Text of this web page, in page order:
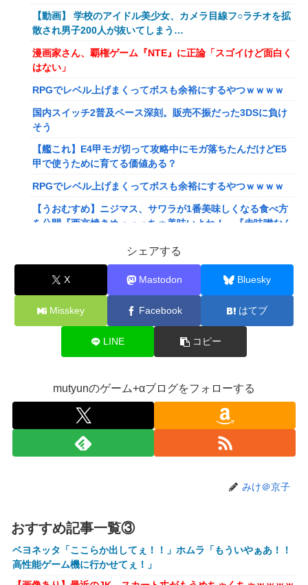
【動画】 学校のアイドル美少女、カメラ目線フ○ラチオを拡
散され男子200人が抜いてしまう…
漫画家さん、覇権ゲーム『NTE』に正論「スゴイけど面白く
はない」
RPGでレベル上げまくってボスも余裕にするやつｗｗｗｗ
国内スイッチ2普及ペース深刻。販売不振だった3DSに負け
そう
【艦これ】E4甲モガ切って攻略中にモガ落ちたんだけどE5
甲で使うために育てる価値ある？
RPGでレベル上げまくってボスも余裕にするやつｗｗｗｗ
【うおむすめ】ニジマス、サワラが1番美味しくなる食べ方
を公開『西京焼きめっっっちゃ美味いよね！』『赤味噌なん
【ななし】ねるちゃん「おじさんたち～！もりもり食べて元
気だすのよ～」
【にじさんじ】ソフィ、バッターボックスに立ってみた『え
えフォームや』『打球の伸びがすごい』
【画像】坂口杏里、逃走してウ●カスまで晒されるｗｗｗｗ
【動画】甲子園の女性審判、大誤審で炎上
【画像】キングダムの河了貂、「あったけぇ壁」に引き続き
更に味方をぶっ殺す作戦を実行する
トランプ「イランが核兵器を作れば、イタリアを2分で消滅
った作品
かるの？」
【放送事故】フジテレビ、女子大生を大量投入して闇深エロ
シェアする
X Mastodon Bluesky
Misskey Facebook はてブ
LINE コピー
mutyunのゲーム+αブログをフォローする
みけ＠京子
おすすめ記事一覧③
ベヨネッタ「ここらか出してぇ！！」ホムラ「もういやぁあ！！
高性能ゲーム機に行かせてぇ！」